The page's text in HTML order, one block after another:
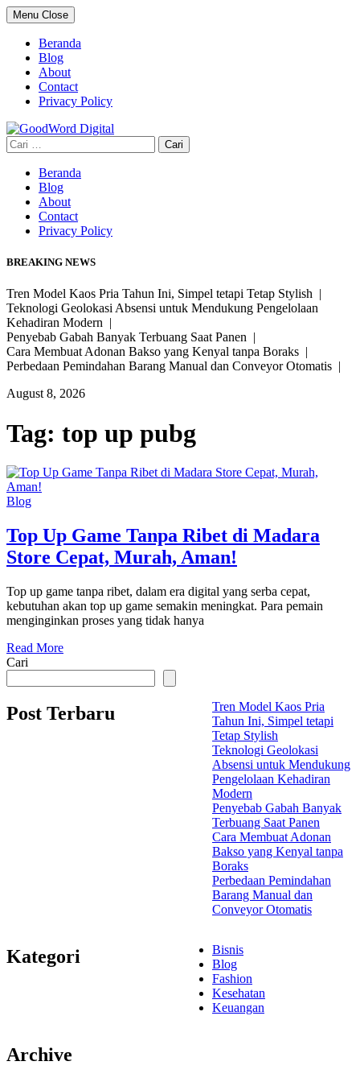
Skip
to
content
Menu Close
Beranda
Blog
About
Contact
Privacy Policy
Cari
untuk:
Beranda
Blog
About
Contact
Privacy Policy
BREAKING NEWS
Tren Model Kaos Pria Tahun Ini, Simpel tetapi Tetap Stylish |
Teknologi Geolokasi Absensi untuk Mendukung Pengelolaan
Kehadiran Modern |
Penyebab Gabah Banyak Terbuang Saat Panen |
Cara Membuat Adonan Bakso yang Kenyal tanpa Boraks |
Perbedaan Pemindahan Barang Manual dan Conveyor Otomatis |
August 8, 2026
Tag: top up pubg
Blog
Top Up Game Tanpa Ribet di Madara
Store Cepat, Murah, Aman!
Top up game tanpa ribet, dalam era digital yang serba cepat,
kebutuhan akan top up game semakin meningkat. Para pemain
menginginkan proses yang tidak hanya
Read More
Cari
Post Terbaru
Tren Model Kaos Pria
Tahun Ini, Simpel tetapi
Tetap Stylish
Teknologi Geolokasi
Absensi untuk Mendukung
Pengelolaan Kehadiran
Modern
Penyebab Gabah Banyak
Terbuang Saat Panen
Cara Membuat Adonan
Bakso yang Kenyal tanpa
Boraks
Perbedaan Pemindahan
Barang Manual dan
Conveyor Otomatis
Kategori
Bisnis
Blog
Fashion
Kesehatan
Keuangan
Archive